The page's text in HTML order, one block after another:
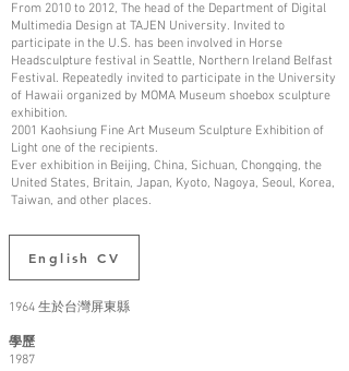
From 2010 to 2012, The head of the Department of Digital
Multimedia Design at TAJEN University. Invited to
participate in the U.S. has been involved in Horse
Headsculpture festival in Seattle, Northern Ireland Belfast
Festival. Repeatedly invited to participate in the University
of Hawaii organized by MOMA Museum shoebox sculpture
exhibition.
2001 Kaohsiung Fine Art Museum Sculpture Exhibition of
Light one of the recipients.
Ever exhibition in Beijing, China, Sichuan, Chongqing, the
United States, Britain, Japan, Kyoto, Nagoya, Seoul, Korea,
Taiwan, and other places.
English CV
1964 生於台灣屏東縣
學歷
1987